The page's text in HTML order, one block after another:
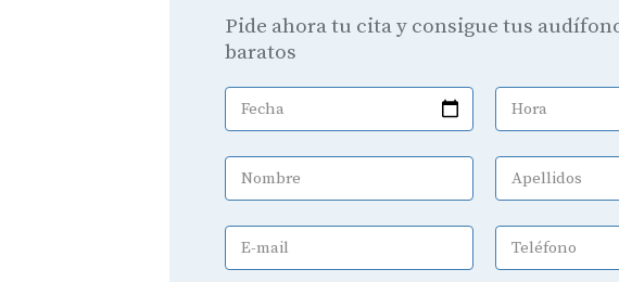
Pide ahora tu cita y consigue tus
baratos
Fecha Hora
Nombre Apellidos
E-mail Teléfono